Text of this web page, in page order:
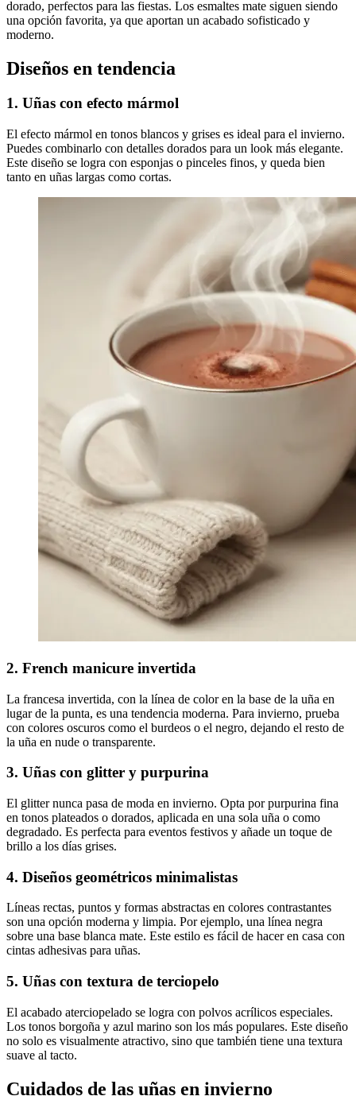
dorado, perfectos para las fiestas. Los esmaltes mate siguen siendo
una opción favorita, ya que aportan un acabado sofisticado y
moderno.
Diseños en tendencia
1. Uñas con efecto mármol
El efecto mármol en tonos blancos y grises es ideal para el invierno.
Puedes combinarlo con detalles dorados para un look más elegante.
Este diseño se logra con esponjas o pinceles finos, y queda bien
tanto en uñas largas como cortas.
2. French manicure invertida
La francesa invertida, con la línea de color en la base de la uña en
lugar de la punta, es una tendencia moderna. Para invierno, prueba
con colores oscuros como el burdeos o el negro, dejando el resto de
la uña en nude o transparente.
3. Uñas con glitter y purpurina
El glitter nunca pasa de moda en invierno. Opta por purpurina fina
en tonos plateados o dorados, aplicada en una sola uña o como
degradado. Es perfecta para eventos festivos y añade un toque de
brillo a los días grises.
4. Diseños geométricos minimalistas
Líneas rectas, puntos y formas abstractas en colores contrastantes
son una opción moderna y limpia. Por ejemplo, una línea negra
sobre una base blanca mate. Este estilo es fácil de hacer en casa con
cintas adhesivas para uñas.
5. Uñas con textura de terciopelo
El acabado aterciopelado se logra con polvos acrílicos especiales.
Los tonos borgoña y azul marino son los más populares. Este diseño
no solo es visualmente atractivo, sino que también tiene una textura
suave al tacto.
Cuidados de las uñas en invierno